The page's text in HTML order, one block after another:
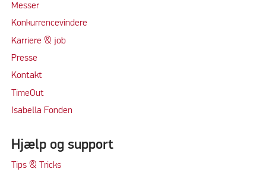
Messer
Konkurrencevindere
Karriere & job
Presse
Kontakt
TimeOut
Isabella Fonden
Hjælp og support
Tips & Tricks